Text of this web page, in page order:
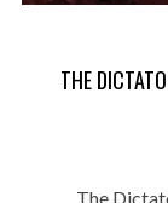
THE
The